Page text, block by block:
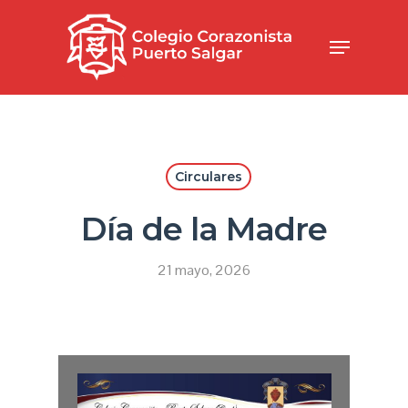
Circulares
Día de la Madre
21 mayo, 2026